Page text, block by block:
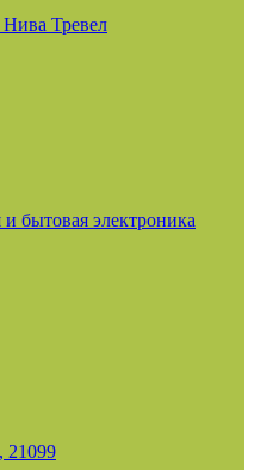
Тревел
бытовая электроника
21099